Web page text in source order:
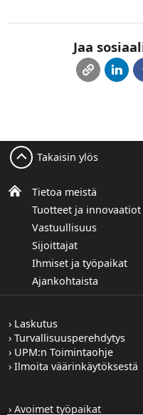
Jaa
Tietoa meistä
Tuotteet ja innovaatiot
Vastuullisuus
Sijoittajat
Ihmiset ja työpaikat
Ajankohtaista
Takaisin ylös
Laskutus
Turvallisuusperehdytys
UPM:n Toimintaohje
Ilmoita väärinkäytöksestä
Avoimet työpaikat